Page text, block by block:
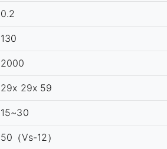
0.2
130
2000
29x 29x 59
15~30
50（Vs-12）